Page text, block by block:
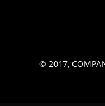
© 2017,